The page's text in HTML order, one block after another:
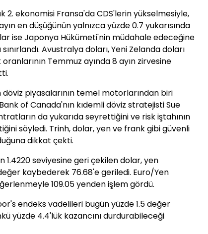
2. ekonomisi Fransa'da CDS'lerin yükselmesiyle,
en düşüğünün yalnızca yüzde 0.7 yukarısında
ise Japonya Hükümeti'nin müdahale edeceğine
Avustralya doları, Yeni Zelanda doları
oranlarının Temmuz ayında 8 ayın zirvesine
piyasalarının temel motorlarından biri
of Canada'nın kıdemli döviz stratejisti Sue
da yukarıda seyrettiğini ve risk iştahının
söyledi. Trinh, dolar, yen ve frank gibi güvenli
dikkat çekti.
1.4220 seviyesine geri çekilen dolar, yen
kaybederek 76.68'e geriledi. Euro/Yen
109.05 yenden işlem gördü.
endeks vadelileri bugün yüzde 1.5 değer
yüzde 4.4'lük kazancını durdurabileceği